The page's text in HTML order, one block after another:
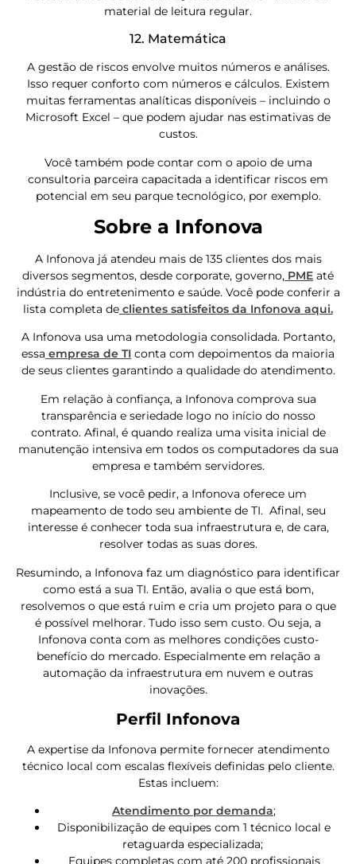
material de leitura regular.
12. Matemática
A gestão de riscos envolve muitos números e análises.
Isso requer conforto com números e cálculos. Existem
muitas ferramentas analíticas disponíveis – incluindo o
Microsoft Excel – que podem ajudar nas estimativas de
custos.
Você também pode contar com o apoio de uma
consultoria parceira capacitada a identificar riscos em
potencial em seu parque tecnológico, por exemplo.
Sobre a Infonova
A Infonova já atendeu mais de 135 clientes dos mais
diversos segmentos, desde corporate, governo, PME até
indústria do entretenimento e saúde. Você pode conferir a
lista completa de clientes satisfeitos da Infonova aqui.
A Infonova usa uma metodologia consolidada. Portanto,
essa empresa de TI conta com depoimentos da maioria
de seus clientes garantindo a qualidade do atendimento.
Em relação à confiança, a Infonova comprova sua
transparência e seriedade logo no início do nosso
contrato. Afinal, é quando realiza uma visita inicial de
manutenção intensiva em todos os computadores da sua
empresa e também servidores.
Inclusive, se você pedir, a Infonova oferece um
mapeamento de todo seu ambiente de TI. Afinal, seu
interesse é conhecer toda sua infraestrutura e, de cara,
resolver todas as suas dores.
Resumindo, a Infonova faz um diagnóstico para identificar
como está a sua TI. Então, avalia o que está bom,
resolvemos o que está ruim e cria um projeto para o que
é possível melhorar. Tudo isso sem custo. Ou seja, a
Infonova conta com as melhores condições custo-
benefício do mercado. Especialmente em relação a
automação da infraestrutura em nuvem e outras
inovações.
Perfil Infonova
A expertise da Infonova permite fornecer atendimento
técnico local com escalas flexíveis definidas pelo cliente.
Estas incluem:
Atendimento por demanda;
Disponibilização de equipes com 1 técnico local e
retaguarda especializada;
Equipes completas com até 200 profissionais